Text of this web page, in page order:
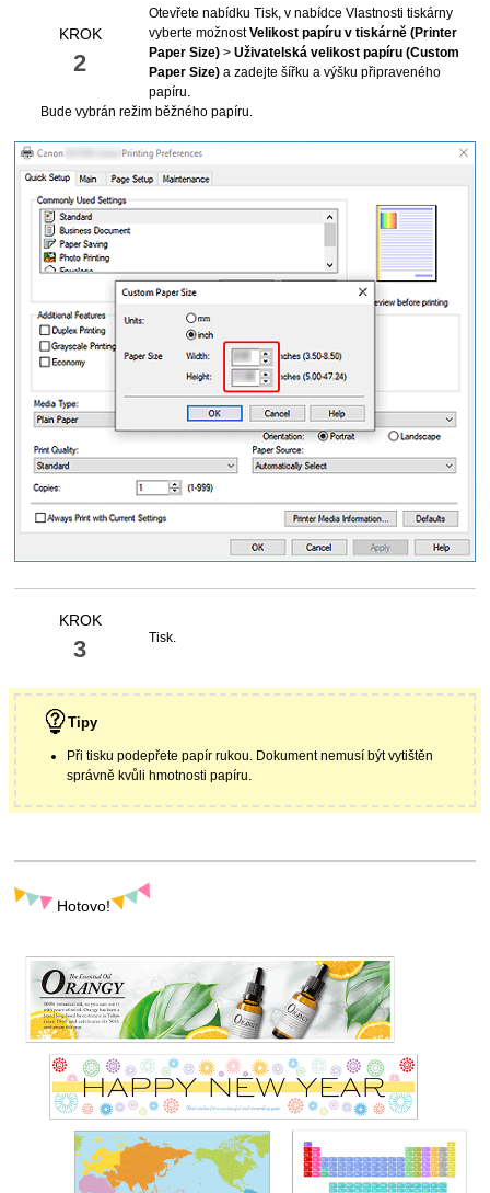
KROK
2
Otevřete nabídku Tisk, v nabídce Vlastnostitiskárny
vyberte možnostVelikost papíru v tiskárně (Printer
Paper Size) >Uživatelská velikost papíru (Custom
Paper Size) a zadejte šířku a výšku připraveného
papíru.
Bude vybrán režim běžného papíru.
KROK
3 Tisk.
Tipy
Při tisku podepřete papír rukou. Dokument nemusí být vytištěn
správně kvůli hmotnosti papíru.
Hotovo!